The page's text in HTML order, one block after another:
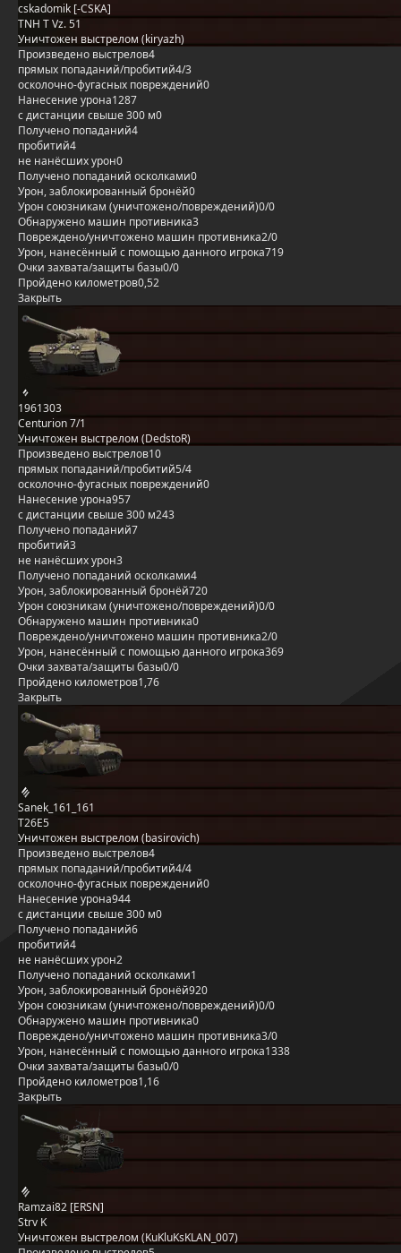
cskadomik [-CSKA]
TNH T Vz. 51
Уничтожен выстрелом (kiryazh)
Произведено выстрелов4
прямых попаданий/пробитий4/3
осколочно-фугасных повреждений0
Нанесение урона1287
с дистанции свыше 300 м0
Получено попаданий4
пробитий4
не нанёсших урон0
Получено попаданий осколками0
Урон, заблокированный бронёй0
Урон союзникам (уничтожено/повреждений)0/0
Обнаружено машин противника3
Повреждено/уничтожено машин противника2/0
Урон, нанесённый с помощью данного игрока719
Очки захвата/защиты базы0/0
Пройдено километров0,52
Закрыть
1961303
Centurion 7/1
Уничтожен выстрелом (DedstoR)
Произведено выстрелов10
прямых попаданий/пробитий5/4
осколочно-фугасных повреждений0
Нанесение урона957
с дистанции свыше 300 м243
Получено попаданий7
пробитий3
не нанёсших урон3
Получено попаданий осколками4
Урон, заблокированный бронёй720
Урон союзникам (уничтожено/повреждений)0/0
Обнаружено машин противника0
Повреждено/уничтожено машин противника2/0
Урон, нанесённый с помощью данного игрока369
Очки захвата/защиты базы0/0
Пройдено километров1,76
Закрыть
Sanek_161_161
T26E5
Уничтожен выстрелом (basirovich)
Произведено выстрелов4
прямых попаданий/пробитий4/4
осколочно-фугасных повреждений0
Нанесение урона944
с дистанции свыше 300 м0
Получено попаданий6
пробитий4
не нанёсших урон2
Получено попаданий осколками1
Урон, заблокированный бронёй920
Урон союзникам (уничтожено/повреждений)0/0
Обнаружено машин противника0
Повреждено/уничтожено машин противника3/0
Урон, нанесённый с помощью данного игрока1338
Очки захвата/защиты базы0/0
Пройдено километров1,16
Закрыть
Ramzai82 [ERSN]
Strv K
Уничтожен выстрелом (KuKluKsKLAN_007)